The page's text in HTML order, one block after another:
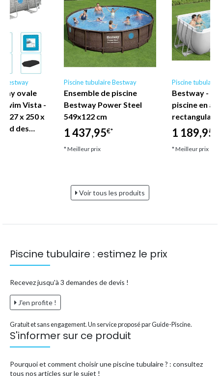
Bestway
ovale
Vista -
427 x 250 x
des…
Piscine tubulaire Bestway
Ensemble de piscine
Bestway Power Steel
549x122 cm
1 437,95€*
* Meilleur prix
Piscine
Bestway -
piscine en
1 189,95
* Meilleur prix
Voir tous les produits
Piscine tubulaire : estimez le prix
Recevez jusqu'à 3 demandes de devis !
J'en profite !
Gratuit et sans engagement. Un service proposé par Guide-Piscine.
S'informer sur ce produit
Pourquoi et comment choisir une piscine tubulaire ? : consultez
tous nos articles sur le sujet !